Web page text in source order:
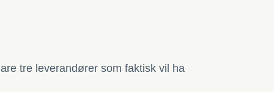
tre leverandører som faktisk vil ha